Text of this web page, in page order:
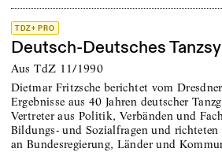
TDZ+ PRO
Deutsch-Deutsches
Aus TdZ 11/1990
Dietmar Fritzsche berichtet vom
Ergebnisse aus 40 Jahren deutscher
Vertreter aus Politik, Verbänden und
Bildungs- und Sozialfragen und
an Bundesregierung, Länder und